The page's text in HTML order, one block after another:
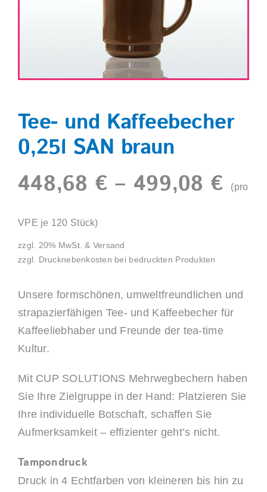
Tee- und Kaffeebecher
0,25l SAN braun
448,68 € – 499,08 € (pro
VPE je 120 Stück)
zzgl. 20% MwSt. & Versand
zzgl. Drucknebenkosten bei bedruckten Produkten
Unsere formschönen, umweltfreundlichen und
strapazierfähigen Tee- und Kaffeebecher für
Kaffeeliebhaber und Freunde der tea-time
Kultur.
Mit CUP SOLUTIONS Mehrwegbechern haben
Sie Ihre Zielgruppe in der Hand: Platzieren Sie
Ihre individuelle Botschaft, schaffen Sie
Aufmerksamkeit – effizienter geht’s nicht.
Tampondruck
Druck in 4 Echtfarben von kleineren bis hin zu